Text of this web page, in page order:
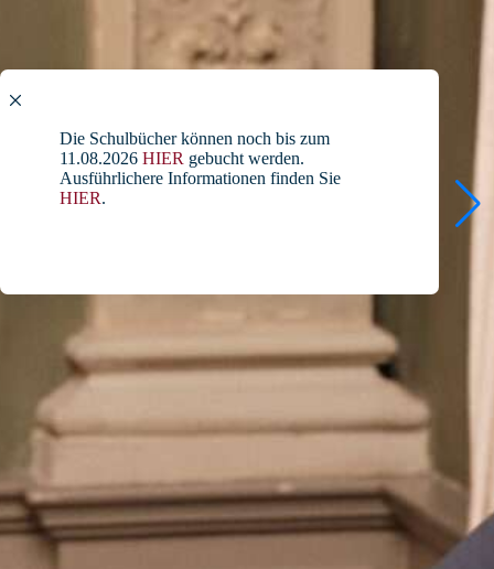
Die Schulbücher können noch bis zum
11.08.2026 HIER gebucht werden.
Ausführlichere Informationen finden Sie
HIER.